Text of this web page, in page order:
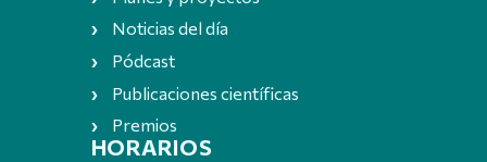
Noticias del día
Pódcast
Publicaciones científicas
Premios
HORARIOS